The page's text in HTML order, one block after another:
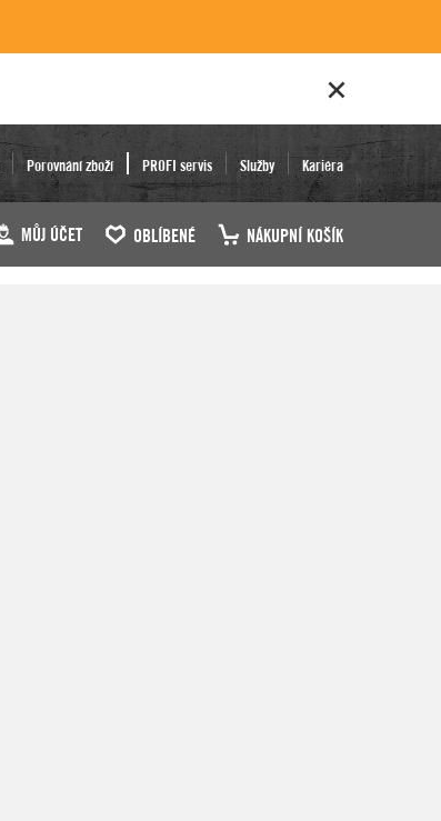
Porovnání zboží PROFI servis Služby Kariéra
MŮJ ÚČET OBLÍBENÉ NÁKUPNÍ KOŠÍK